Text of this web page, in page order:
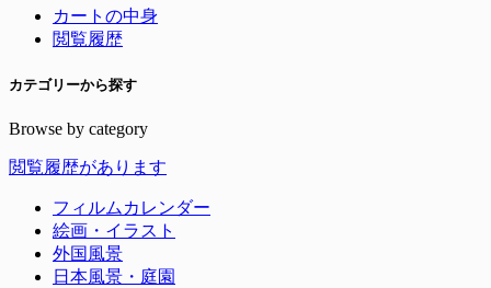
カートの中身
閲覧履歴
カテゴリーから探す
Browse by category
閲覧履歴があります
フィルムカレンダー
絵画・イラスト
外国風景
日本風景・庭園